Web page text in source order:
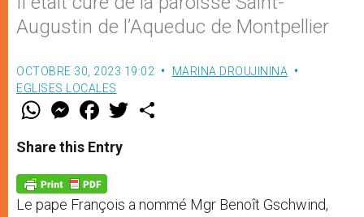
Augustin de l’Aqueduc de Montpellier
OCTOBRE 30, 2023 19:02
MARINA DROUJININA
EGLISES LOCALES
W
t
s
p
p
M
e
s
e
g
e
r
F
a
e
b
o
k
w
Share this Entry
Le pape François a nommé Mgr Benoît Gschwind,